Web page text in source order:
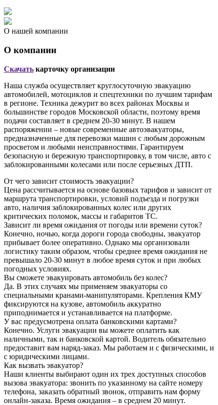
О нашей компании
О компании
Скачать карточку организации
Наша служба осуществляет круглосуточную эвакуацию
автомобилей, мотоциклов и спецтехники по лучшим тарифам
в регионе. Техника дежурит во всех районах Москвы и
большинстве городов Московской области, поэтому время
подачи составляет в среднем 20-30 минут. В нашем
распоряжении – новые современные автоэвакуаторы,
предназначенные для перевозки машин с любым дорожным
просветом и любыми неисправностями. Гарантируем
безопасную и бережную транспортировку, в том числе, авто с
заблокированными колесами или после серьезных ДТП.
От чего зависит стоимость эвакуации?
Цена рассчитывается на основе базовых тарифов и зависит от
маршрута транспортировки, условий подъезда и погрузки
авто, наличия заблокированных колес или других
критических поломок, массы и габаритов ТС.
Зависит ли время ожидания от погоды или времени суток?
Конечно, ночью, когда дороги города свободны, эвакуатор
прибывает более оперативно. Однако мы организовали
логистику таким образом, чтобы среднее время ожидания не
превышало 20-30 минут в любое время суток и при любых
погодных условиях.
Вы сможете эвакуировать автомобиль без колес?
Да. В этих случаях мы применяем эвакуаторы со
специальными кранами-манипуляторами. Крепления КМУ
фиксируются на кузове, автомобиль аккуратно
приподнимается и устанавливается на платформе.
У вас предусмотрена оплата банковскими картами?
Конечно. Услуги эвакуации вы можете оплатить как
наличными, так и банковской картой. Водитель обязательно
предоставит вам наряд-заказ. Мы работаем и с физическими, и
с юридическими лицами.
Как вызвать эвакуатор?
Наши клиенты выбирают один их трех доступных способов
вызова эвакуатора: звонить по указанному на сайте номеру
телефона, заказать обратный звонок, отправить нам форму
онлайн-заказа. Время ожидания – в среднем 20 минут.